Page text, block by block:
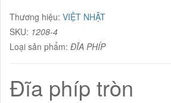
Thương hiệu: VIỆT NHẬT
SKU: 1208-4
Loại sản phẩm: ĐĨA PHÍP
Đĩa phíp tròn